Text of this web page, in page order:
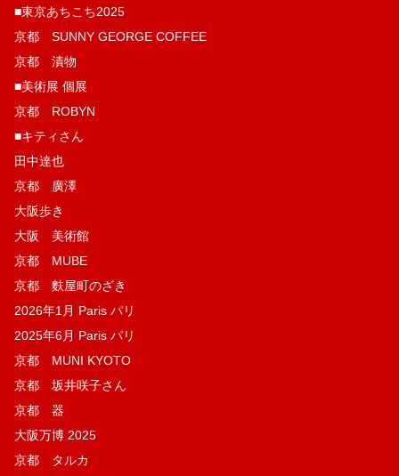
■東京あちこち2025
京都 SUNNY GEORGE COFFEE
京都 漬物
■美術展 個展
京都 ROBYN
■キティさん
田中達也
京都 廣澤
大阪歩き
大阪 美術館
京都 MUBE
京都 麩屋町のざき
2026年1月 Paris パリ
2025年6月 Paris パリ
京都 MUNI KYOTO
京都 坂井咲子さん
京都 器
大阪万博 2025
京都 タルカ